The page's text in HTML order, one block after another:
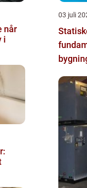
i
03 juli